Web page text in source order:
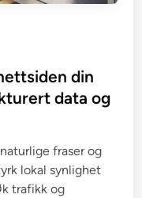
din
data og
fraser og
lokal synlighet
trafikk og